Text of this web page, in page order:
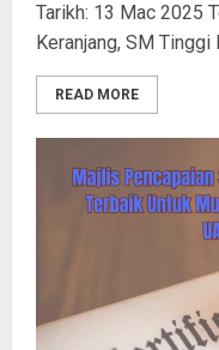
Tarikh: 13 Mac 2025
Keranjang, SM
READ MORE